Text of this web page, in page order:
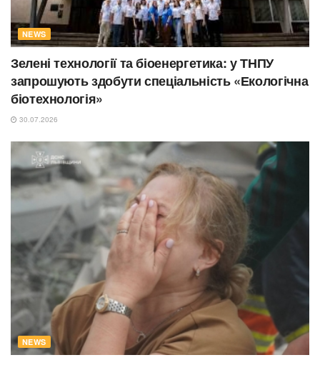
NEWS
Зелені технології та біоенергетика: у ТНПУ
запрошують здобути спеціальність «Екологічна
біотехнологія»
30.07.2026
NEWS